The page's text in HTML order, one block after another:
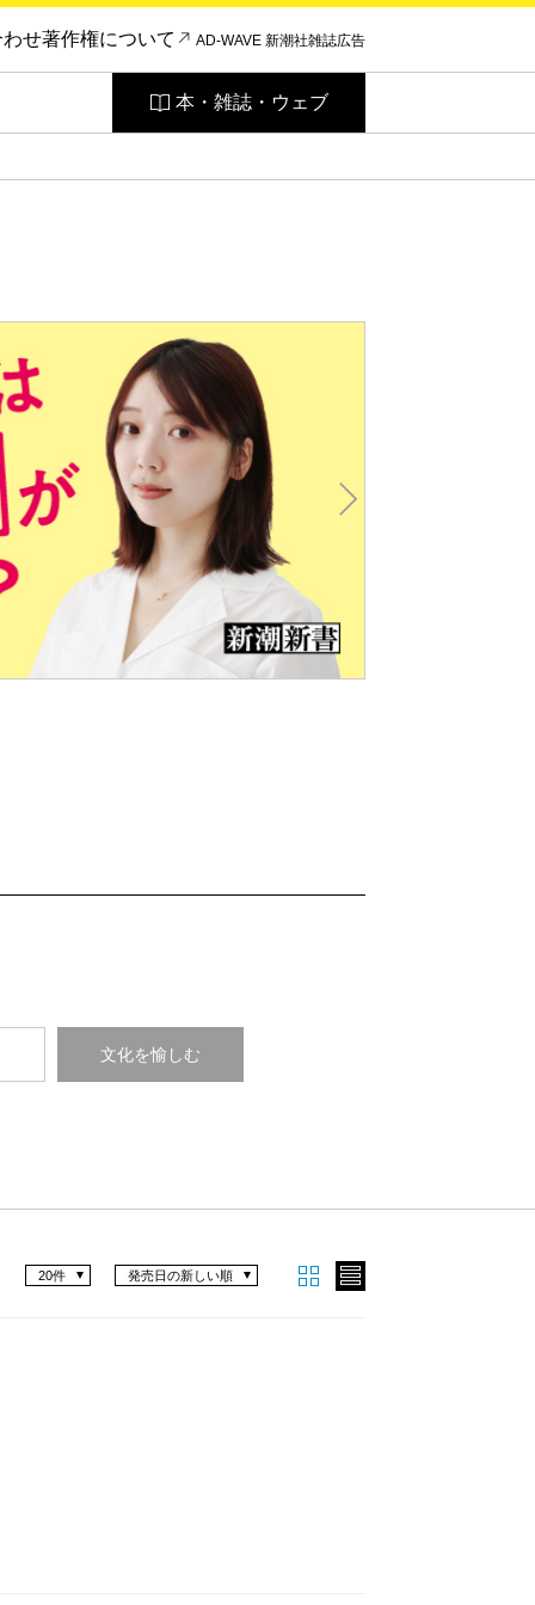
わせ著作権について AD-WAVE 新潮社雑誌広告
本・雑誌・ウェブ
文化を愉しむ
発売日の新しい順
20件